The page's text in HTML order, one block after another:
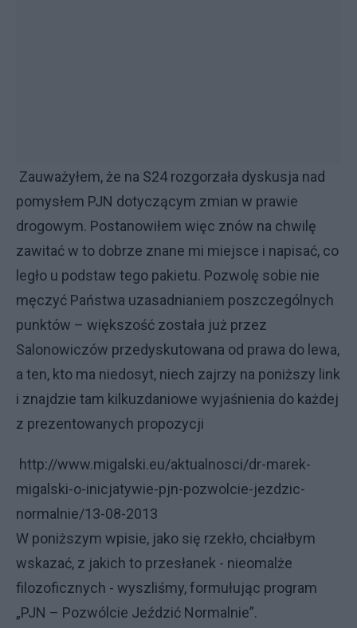
Zauważyłem, że na S24 rozgorzała dyskusja nad
pomysłem PJN dotyczącym zmian w prawie
drogowym. Postanowiłem więc znów na chwilę
zawitać w to dobrze znane mi miejsce i napisać, co
legło u podstaw tego pakietu. Pozwolę sobie nie
męczyć Państwa uzasadnianiem poszczególnych
punktów – większość została już przez
Salonowiczów przedyskutowana od prawa do lewa,
a ten, kto ma niedosyt, niech zajrzy na poniższy link
i znajdzie tam kilkuzdaniowe wyjaśnienia do każdej
z prezentowanych propozycji
http://www.migalski.eu/aktualnosci/dr-marek-
migalski-o-inicjatywie-pjn-pozwolcie-jezdzic-
normalnie/13-08-2013
W poniższym wpisie, jako się rzekło, chciałbym
wskazać, z jakich to przesłanek - nieomalże
filozoficznych - wyszliśmy, formułując program
„PJN – Pozwólcie Jeździć Normalnie”.